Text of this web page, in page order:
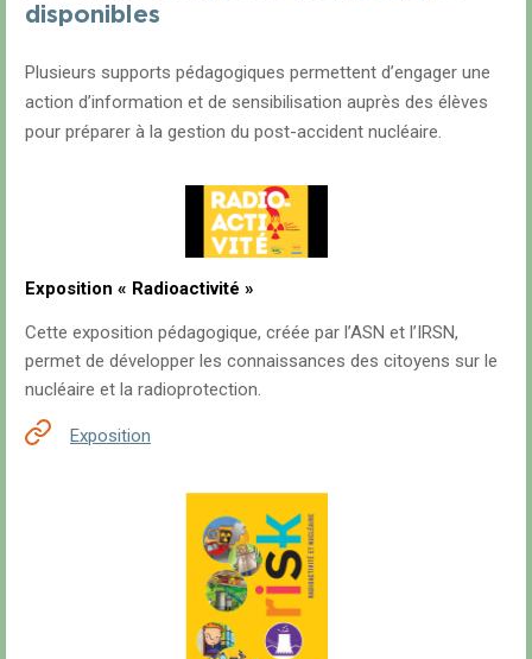
disponibles
Plusieurs supports pédagogiques permettent d’engager une
action d’information et de sensibilisation auprès des élèves
pour préparer à la gestion du post-accident nucléaire.
Exposition « Radioactivité »
Cette exposition pédagogique, créée par l’ASN et l’IRSN,
permet de développer les connaissances des citoyens sur le
nucléaire et la radioprotection.
Exposition